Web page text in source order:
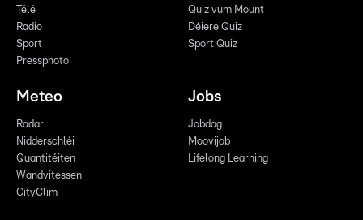
Télé
Radio
Sport
Pressphoto
Quiz vum Mount
Déiere Quiz
Sport Quiz
Meteo
Radar
Nidderschléi
Quantitéiten
Wandvitessen
CityClim
Jobs
Jobdag
Moovijob
Lifelong Learning